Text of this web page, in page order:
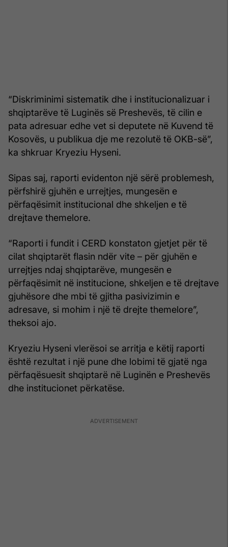
“Diskriminimi sistematik dhe i institucionalizuar i
shqiptarëve të Luginës së Preshevës, të cilin e
pata adresuar edhe vet si deputete në Kuvend të
Kosovës, u publikua dje me rezolutë të OKB-së”,
ka shkruar Kryeziu Hyseni.
Sipas saj, raporti evidenton një sërë problemesh,
përfshirë gjuhën e urrejtjes, mungesën e
përfaqësimit institucional dhe shkeljen e të
drejtave themelore.
“Raporti i fundit i CERD konstaton gjetjet për të
cilat shqiptarët flasin ndër vite – për gjuhën e
urrejtjes ndaj shqiptarëve, mungesën e
përfaqësimit në institucione, shkeljen e të drejtave
gjuhësore dhe mbi të gjitha pasivizimin e
adresave, si mohim i një të drejte themelore”,
theksoi ajo.
Kryeziu Hyseni vlerësoi se arritja e këtij raporti
është rezultat i një pune dhe lobimi të gjatë nga
përfaqësuesit shqiptarë në Luginën e Preshevës
dhe institucionet përkatëse.